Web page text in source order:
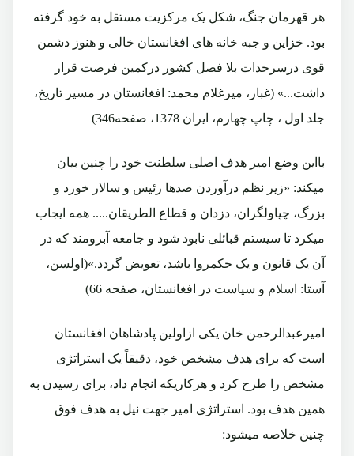
هر قهرمان جنگ، شکل یک مرکزیت مستقل به خود گرفته
بود. خزاین و جبه خانه های افغانستان خالی و هنوز دشمن
قوی درسرحدات بلا فصل کشور درکمین فرصت قرار
داشت...» (غبار، میرغلام محمد: افغانستان در مسیر تاریخ،
جلد اول ، چاپ چهارم، ایران 1378، صفحه346)
بااین وضع امیر هدف اصلی سلطنت خود را چنین بیان
میکند: «زیر نظم درآوردن صدها رئیس و سالار خورد و
بزرگ، چپاولگران، دزدان و قطاع الطریقان..... همه ایجاب
میکرد تا سیستم قبائلی نابود شود و جامعه آبرومند که در
آن یک قانون و یک حکمروا باشد، تعویض گردد.»(اولسن،
آستا: اسلام و سیاست در افغانستان، صفحه 66)
امیرعبدالرحمن خان یکی ازاولین پادشاهان افغانستان
است که برای هدف مشخص خود، دقیقاً یک استراتژی
مشخص را طرح کرد و هرکاریکه انجام داد، برای رسیدن به
همین هدف بود. استراتژی امیر جهت نیل به هدف فوق
چنین خلاصه میشود: